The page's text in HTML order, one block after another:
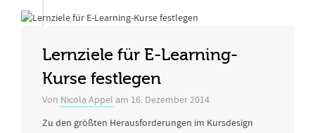
Lernziele für E-Learning-
Kurse festlegen
Von Nicola Appel am 16. Dezember 2014
Zu den größten Herausforderungen im Kursdesign